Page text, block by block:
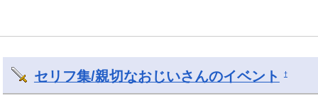
セリフ集/親切なおじいさんのイベント †